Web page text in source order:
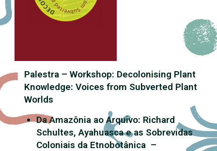
Palestra – Workshop: Decolonising Plant
Knowledge: Voices from Subverted Plant
Worlds
Da Amazônia ao Arquivo: Richard
Schultes, Ayahuasca e as Sobrevidas
Coloniais da Etnobotânica –